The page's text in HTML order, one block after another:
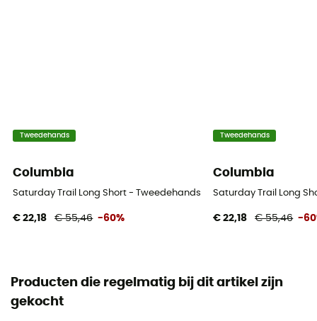
Tweedehands
Columbia
Saturday Trail Long Short - Tweedehands Short - Dames - Blauw -
€ 22,18 € 55,46 -60%
Tweedehands
Columbia
Saturday Trail Long
€ 22,18 € 55,46 -
Producten die regelmatig bij dit artikel zijn
gekocht